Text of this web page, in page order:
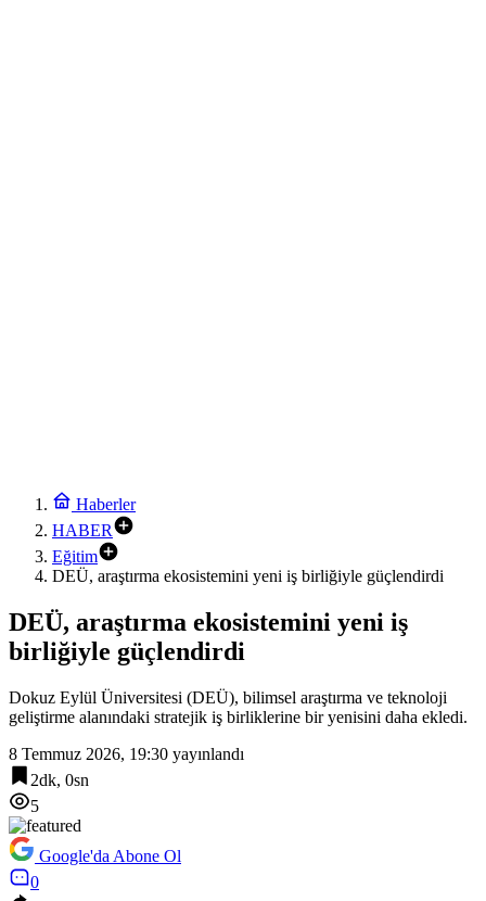
Haberler
HABER
Eğitim
DEÜ, araştırma ekosistemini yeni iş birliğiyle güçlendirdi
DEÜ, araştırma ekosistemini yeni iş
birliğiyle güçlendirdi
Dokuz Eylül Üniversitesi (DEÜ), bilimsel araştırma ve teknoloji
geliştirme alanındaki stratejik iş birliklerine bir yenisini daha ekledi.
8 Temmuz 2026, 19:30 yayınlandı
2dk, 0sn
5
Google'da Abone Ol
0